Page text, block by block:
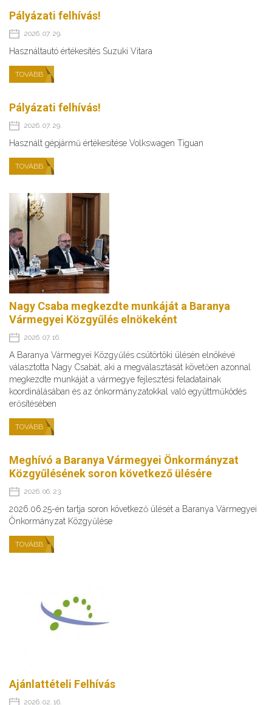
Pályázati felhívás!
2026. 07. 29.
Használtautó értékesítés Suzuki Vitara
TOVÁBB
Pályázati felhívás!
2026. 07. 29.
Használt gépjármű értékesítése Volkswagen Tiguan
TOVÁBB
Nagy Csaba megkezdte munkáját a Baranya
Vármegyei Közgyűlés elnökeként
2026. 07. 16.
A Baranya Vármegyei Közgyűlés csütörtöki ülésén elnökévé
választotta Nagy Csabát, aki a megválasztását követően azonnal
megkezdte munkáját a vármegye fejlesztési feladatainak
koordinálásában és az önkormányzatokkal való együttműködés
erősítésében
TOVÁBB
Meghívó a Baranya Vármegyei Önkormányzat
Közgyűlésének soron következő ülésére
2026. 06. 23.
2026.06.25-én tartja soron következő ülését a Baranya Vármegyei
Önkormányzat Közgyűlése
TOVÁBB
Ajánlattételi Felhívás
2026. 02. 16.